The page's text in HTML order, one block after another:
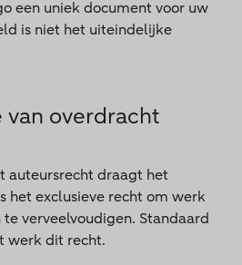
een uniek document voor uw
is niet het uiteindelijke
van overdracht
auteursrecht draagt het
het exclusieve recht om werk
verveelvoudigen. Standaard
werk dit recht.